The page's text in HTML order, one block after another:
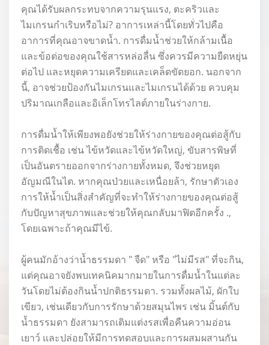
คุณได้รับผลกระทบจากความรุนแรง, ตะคริวและ
ไมเกรนกำเริบหรือไม่? อาการเหล่านี้โดยทั่วไปคือ
อาการที่คุณอาจขาดน้ำ. การดื่มน้ำช่วยให้กล้ามเนื้อ
และข้อต่อของคุณใช้สารหล่อลื่น ซึ่งควรมีความยืดหยุ่น
ต่อไป และหยุดความเครียดและเคล็ดขัดยอก. นอกจาก
นี้, อาจช่วยป้องกันไมเกรนและไมเกรนได้ด้วย ควบคุม
ปริมาณเกลือและอิเล็กโทรไลต์ภายในร่างกาย.
การดื่มน้ำให้เพียงพอยังช่วยให้ร่างกายของคุณต่อสู้กับ
การติดเชื้อ เช่น ไข้หวัดและไข้หวัดใหญ่, ขับสารพิษที่
เป็นอันตรายออกจากร่างกายทั้งหมด, จึงช่วยหยุด
อัญมณีในไต. หากคุณป่วยและเหนื่อยล้า, รักษาตัวเอง
การให้น้ำเป็นสิ่งสำคัญที่จะทำให้ร่างกายของคุณต่อสู้
กับปัญหาสุขภาพและช่วยให้คุณกลับมาฟิตอีกครั้ง .,
โดยเฉพาะถ้าคุณมีไข้.
ผู้คนมักอ้างว่าน้ำธรรมดา " จืด" หรือ "ไม่มีรส" ที่จะกิน,
แต่คุณอาจยังพบเทคนิคมากมายในการดื่มน้ำในแต่ละ
วันโดยไม่ต้องกินน้ำปกติธรรมดา. รวมทั้งผลไม้, ผักใบ
เขียว, เช่นเดียวกับการรักษาด้วยสมุนไพร เช่น มิ้นต์กับ
น้ำธรรมดา ยังสามารถเติมแต่งรสเพื่อคืนความอ่อน
เยาว์ และปล่อยให้มีการทดสอบและการผสมผสานกัน